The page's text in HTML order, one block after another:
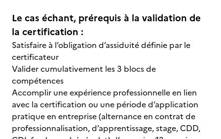
Le cas échant, prérequis à la validation de
la certification :
Satisfaire à l’obligation d’assiduité définie par le
certificateur
Valider cumulativement les 3 blocs de
compétences
Accomplir une expérience professionnelle en lien
avec la certification ou une période d’application
pratique en entreprise (alternance en contrat de
professionnalisation, d’apprentissage, stage, CDD,